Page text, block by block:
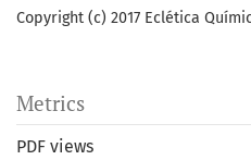
Copyright (c) 2017 Eclética
Metrics
PDF views